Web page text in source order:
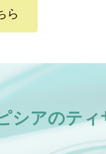
ら
シアのティ